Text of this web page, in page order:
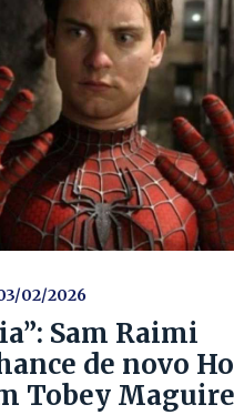
02/2026
Sam Raimi
de novo
Tobey Maguire